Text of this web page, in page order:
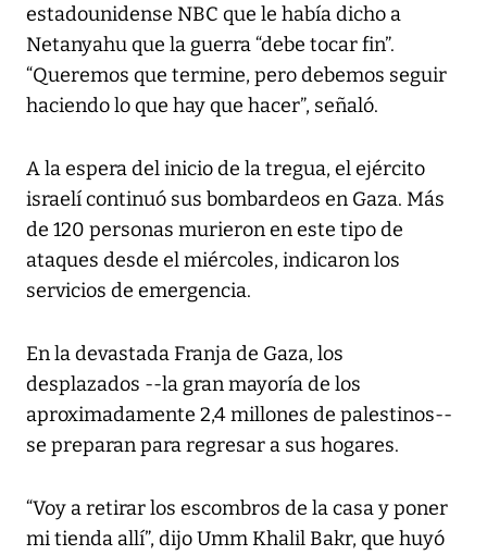
estadounidense NBC que le había dicho a
Netanyahu que la guerra “debe tocar fin”.
“Queremos que termine, pero debemos seguir
haciendo lo que hay que hacer”, señaló.
A la espera del inicio de la tregua, el ejército
israelí continuó sus bombardeos en Gaza. Más
de 120 personas murieron en este tipo de
ataques desde el miércoles, indicaron los
servicios de emergencia.
En la devastada Franja de Gaza, los
desplazados --la gran mayoría de los
aproximadamente 2,4 millones de palestinos--
se preparan para regresar a sus hogares.
“Voy a retirar los escombros de la casa y poner
mi tienda allí”, dijo Umm Khalil Bakr, que huyó